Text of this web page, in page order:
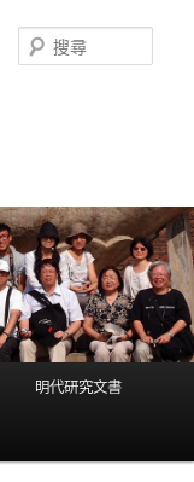
尋
明代研究文書